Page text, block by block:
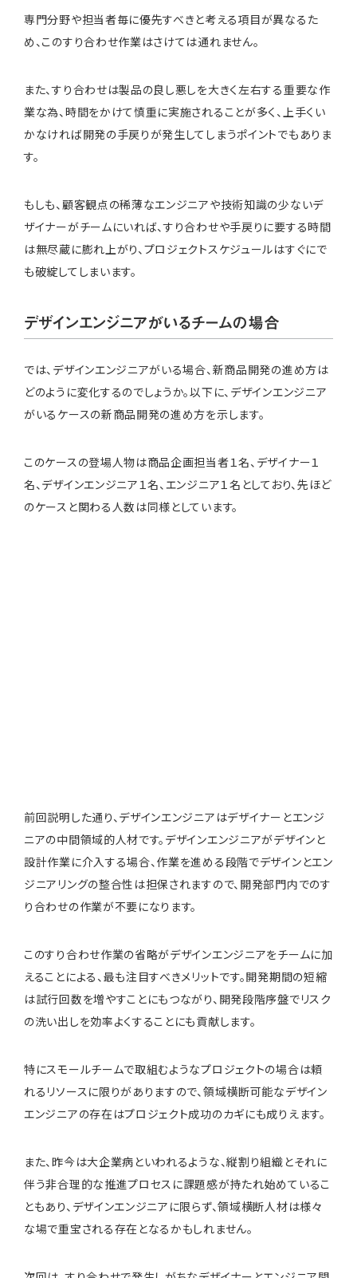
専門分野や担当者毎に優先すべきと考える項目が異なるた
め、このすり合わせ作業はさけては通れません。
また、すり合わせは製品の良し悪しを大きく左右する重要な作
業な為、時間をかけて慎重に実施されることが多く、上手くい
かなければ開発の手戻りが発生してしまうポイントでもありま
す。
もしも、顧客観点の稀薄なエンジニアや技術知識の少ないデ
ザイナーがチームにいれば、すり合わせや手戻りに要する時間
は無尽蔵に膨れ上がり、プロジェクトスケジュールはすぐにで
も破綻してしまいます。
デザインエンジニアがいるチームの場合
では、デザインエンジニアがいる場合、新商品開発の進め方は
どのように変化するのでしょうか。以下に、デザインエンジニア
がいるケースの新商品開発の進め方を示します。
このケースの登場人物は商品企画担当者１名、デザイナー１
名、デザインエンジニア１名、エンジニア１名としており、先ほど
のケースと関わる人数は同様としています。
前回説明した通り、デザインエンジニアはデザイナーとエンジ
ニアの中間領域的人材です。デザインエンジニアがデザインと
設計作業に介入する場合、作業を進める段階でデザインとエン
ジニアリングの整合性は担保されますので、開発部門内でのす
り合わせの作業が不要になります。
このすり合わせ作業の省略がデザインエンジニアをチームに加
えることによる、最も注目すべきメリットです。開発期間の短縮
は試行回数を増やすことにもつながり、開発段階序盤でリスク
の洗い出しを効率よくすることにも貢献します。
特にスモールチームで取組むようなプロジェクトの場合は頼
れるリソースに限りがありますので、領域横断可能なデザイン
エンジニアの存在はプロジェクト成功のカギにも成りえます。
また、昨今は大企業病といわれるような、縦割り組織とそれに
伴う非合理的な推進プロセスに課題感が持たれ始めているこ
ともあり、デザインエンジニアに限らず、領域横断人材は様々
な場で重宝される存在となるかもしれません。